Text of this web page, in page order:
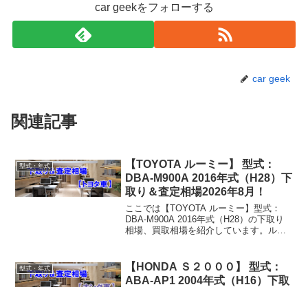
car geekをフォローする
car geek
関連記事
型式・年式
【TOYOTA ルーミー】 型式：
DBA-M900A 2016年式（H28）下
取り＆査定相場2026年8月！
ここでは【TOYOTA ルーミー】型式：
DBA-M900A 2016年式（H28）の下取り
相場、買取相場を紹介しています。ルー
万円～122万円買取り相...
型式・年式
【HONDA Ｓ２０００】 型式：
ABA-AP1 2004年式（H16）下取